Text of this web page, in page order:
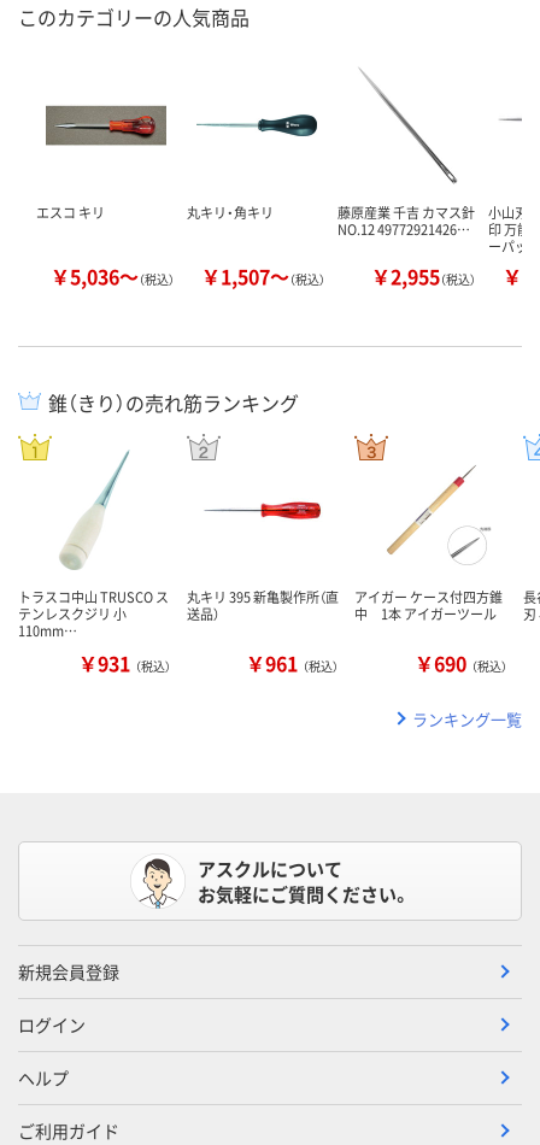
このカテゴリーの人気商品
エスコ キリ
￥5,036～（税込）
丸キリ・角キリ
￥1,507～（税込）
藤原産業 千吉 カマス針
NO.12 49772921426…
￥2,955（税込）
小山刃
印 万能
ーパッ
￥
錐（きり）の売れ筋ランキング
トラスコ中山 TRUSCO ス
テンレスクジリ 小
110mm…
￥931 （税込）
丸キリ 395 新亀製作所（直
送品）
￥961 （税込）
アイガー ケース付四方錐
中 1本 アイガーツール
￥690 （税込）
長
ランキング一覧
アスクルについて
お気軽にご質問ください。
新規会員登録
ログイン
ヘルプ
ご利用ガイド